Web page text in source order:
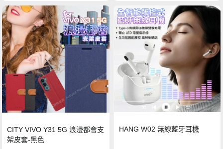
CITY VIVO Y31 5G 浪漫都會支
架皮套-黑色
HANG W02 無線藍牙耳機